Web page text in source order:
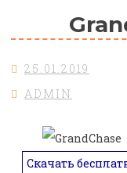
25.01.2019
ADMIN
Скачать